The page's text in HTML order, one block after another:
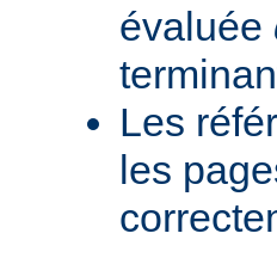
évaluée
Les
les